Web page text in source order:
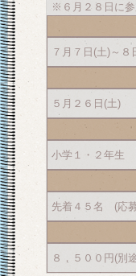
※６月２８日に参
７月７日(土)～
５月２６日(土)
小学１・２年生
先着４５名 (応
８，５００円(別